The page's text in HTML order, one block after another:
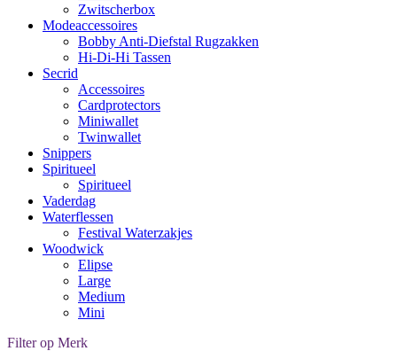
Zwitscherbox
Modeaccessoires
Bobby Anti-Diefstal Rugzakken
Hi-Di-Hi Tassen
Secrid
Accessoires
Cardprotectors
Miniwallet
Twinwallet
Snippers
Spiritueel
Spiritueel
Vaderdag
Waterflessen
Festival Waterzakjes
Woodwick
Elipse
Large
Medium
Mini
Filter op Merk